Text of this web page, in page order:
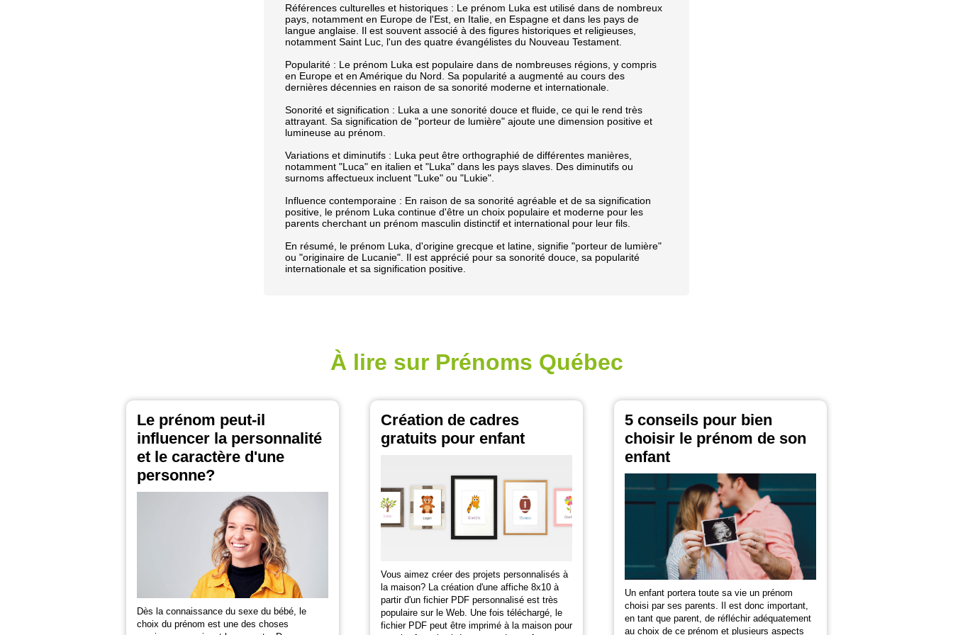
Références culturelles et historiques : Le prénom Luka est utilisé dans de nombreux
pays, notamment en Europe de l'Est, en Italie, en Espagne et dans les pays de
langue anglaise. Il est souvent associé à des figures historiques et religieuses,
notamment Saint Luc, l'un des quatre évangélistes du Nouveau Testament.
Popularité : Le prénom Luka est populaire dans de nombreuses régions, y compris
en Europe et en Amérique du Nord. Sa popularité a augmenté au cours des
dernières décennies en raison de sa sonorité moderne et internationale.
Sonorité et signification : Luka a une sonorité douce et fluide, ce qui le rend très
attrayant. Sa signification de "porteur de lumière" ajoute une dimension positive et
lumineuse au prénom.
Variations et diminutifs : Luka peut être orthographié de différentes manières,
notamment "Luca" en italien et "Luka" dans les pays slaves. Des diminutifs ou
surnoms affectueux incluent "Luke" ou "Lukie".
Influence contemporaine : En raison de sa sonorité agréable et de sa signification
positive, le prénom Luka continue d'être un choix populaire et moderne pour les
parents cherchant un prénom masculin distinctif et international pour leur fils.
En résumé, le prénom Luka, d'origine grecque et latine, signifie "porteur de lumière"
ou "originaire de Lucanie". Il est apprécié pour sa sonorité douce, sa popularité
internationale et sa signification positive.
À lire sur Prénoms Québec
Le prénom peut-il
influencer la personnalité
et le caractère d'une
personne?
Dès la connaissance du sexe du bébé, le
choix du prénom est une des choses
Création de cadres
gratuits pour enfant
Vous aimez créer des projets personnalisés à
la maison? La création d'une affiche 8x10 à
partir d'un fichier PDF personnalisé est très
populaire sur le Web. Une fois téléchargé, le
fichier PDF peut être imprimé à la maison pour
5 conseils pour bien
choisir le prénom de son
enfant
Un enfant portera toute sa vie un prénom
choisi par ses parents. Il est donc important,
en tant que parent, de réfléchir adéquatement
au choix de ce prénom et plusieurs aspects